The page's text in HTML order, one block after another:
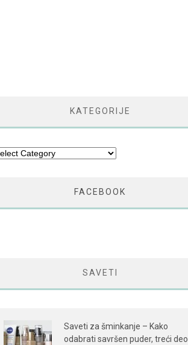
KATEGORIJE
FACEBOOK
SAVETI
Saveti za šminkanje – Kako
odabrati savršen puder, treći deo